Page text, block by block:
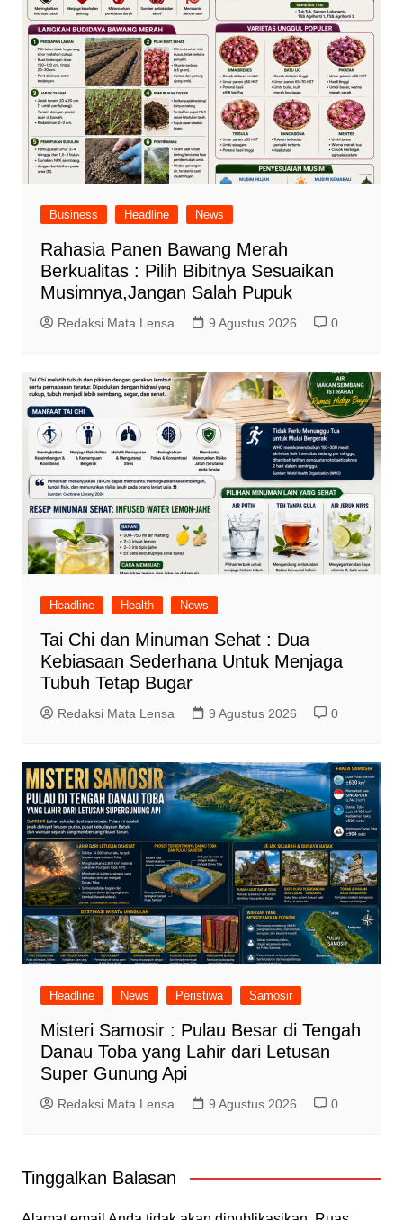
Business Headline News
Rahasia Panen Bawang Merah
Berkualitas : Pilih Bibitnya Sesuaikan
Musimnya,Jangan Salah Pupuk
Redaksi Mata Lensa 9 Agustus 2026 0
Headline Health News
Tai Chi dan Minuman Sehat : Dua
Kebiasaan Sederhana Untuk Menjaga
Tubuh Tetap Bugar
Redaksi Mata Lensa 9 Agustus 2026 0
Headline News Peristiwa Samosir
Misteri Samosir : Pulau Besar di Tengah
Danau Toba yang Lahir dari Letusan
Super Gunung Api
Redaksi Mata Lensa 9 Agustus 2026 0
Tinggalkan Balasan